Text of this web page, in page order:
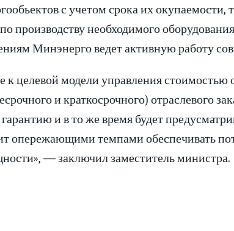
с учетом срока их окупаемости,
производству необходимого
Минэнерго ведет активную работу
к целевой модели управления
и краткосрочного) отраслевого
и в то же время будет
опережающими темпами обеспечивать
— заключил заместитель министра.